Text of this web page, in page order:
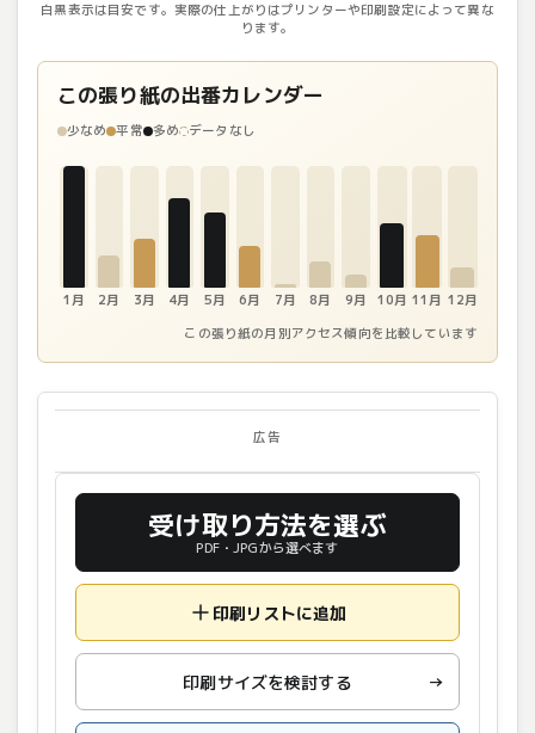
白黒表示は目安です。実際の仕上がりはプリンターや印刷設定によって異な
ります。
この張り紙の出番カレンダー
少なめ 平常 多め データなし
1月 2月 3月 4月 5月 6月 7月 8月 9月 10月 11月 12月
この張り紙の月別アクセス傾向を比較しています
広告
受け取り方法を選ぶ
PDF・JPGから選べます
印刷リストに追加
印刷サイズを検討する →